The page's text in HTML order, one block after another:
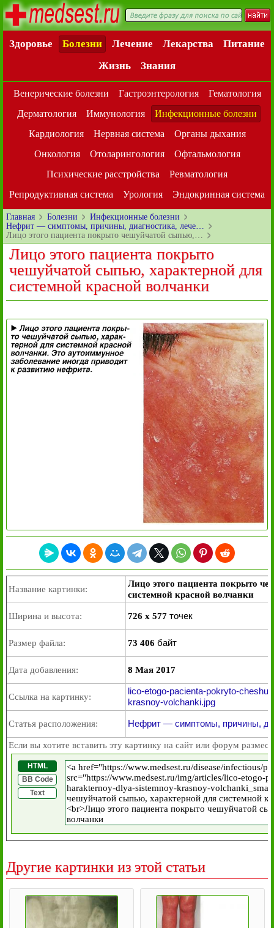
Здоровье Болезни Лечение Лекарства
Питание
Жизнь
Знания
Венерические болезни Гастроэнтерология
Гематология
Дерматология
Иммунология
Инфекционные болезни
Кардиология
Нервная система
Органы дыхания
Онкология
Отоларингология
Офтальмология
Психические расстройства
Ревматология
Репродуктивная система
Урология Эндокринная система
Главная Болезни
Инфекционные болезни
Нефрит — симптомы, причины, диагностика, лече…
Лицо этого пациента покрыто чешуйчатой сыпью,…
Лицо этого пациента покрыто
чешуйчатой сыпью, характерной для
системной красной волчанки
Название картинки:
Лицо этого пациента покрыто
системной красной волчанки
Ширина и высота: 726 x 577 точек
Размер файла: 73 406 байт
Дата добавления: 8 Мая 2017
Ссылка на картинку:
lico-etogo-pacienta-pokryto-
krasnoy-volchanki.jpg
Статья расположения: Нефрит — симптомы, причины,
Если вы хотите вставить эту картинку на сайт или форум
HTML
BB Code
Text
Другие картинки из этой статьи